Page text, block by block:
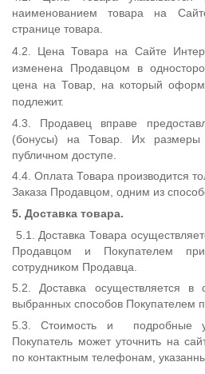
наименованием товара на
странице товара.
4.2. Цена Товара на Сайте
изменена Продавцом в
цена на Товар, на который
подлежит.
4.3. Продавец вправе
(бонусы) на Товар. Их
публичном доступе.
4.4. Оплата Товара производится
Заказа Продавцом, одним из
5. Доставка товара.
5.1. Доставка Товара
Продавцом и Покупателем при
сотрудником Продавца.
5.2. Доставка осуществляется в
выбранных способов Покупателем
5.3. Стоимость и подробные
Покупатель может уточнить на
по контактным телефонам,